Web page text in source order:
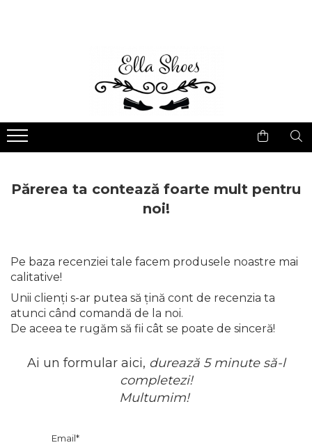
Botine și cizme scurte
Cizme piele naturală
Pantofi cu Toc
Sandale
Părerea ta contează foarte mult pentru
noi!
Pe baza recenziei tale facem produsele noastre mai
calitative!
Unii clienți s-ar putea să țină cont de recenzia ta
atunci când comandă de la noi.
De aceea te rugăm să fii cât se poate de sinceră!
Ai un formular aici, durează 5 minute să-l
completezi!
Multumim!
Email*